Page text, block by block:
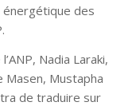
des
Nadia Laraki,
Mustapha
de traduire sur